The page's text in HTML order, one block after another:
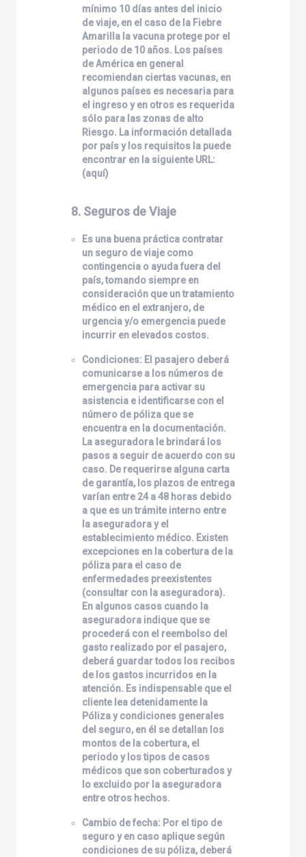
mínimo 10 días antes del inicio
de viaje, en el caso de la Fiebre
Amarilla la vacuna protege por el
periodo de 10 años. Los países
de América en general
recomiendan ciertas vacunas, en
algunos países es necesaria para
el ingreso y en otros es requerida
sólo para las zonas de alto
Riesgo. La información detallada
por país y los requisitos la puede
encontrar en la siguiente URL:
(aquí)
8. Seguros de Viaje
Es una buena práctica contratar
un seguro de viaje como
contingencia o ayuda fuera del
país, tomando siempre en
consideración que un tratamiento
médico en el extranjero, de
urgencia y/o emergencia puede
incurrir en elevados costos.
Condiciones: El pasajero deberá
comunicarse a los números de
emergencia para activar su
asistencia e identificarse con el
número de póliza que se
encuentra en la documentación.
La aseguradora le brindará los
pasos a seguir de acuerdo con su
caso. De requerirse alguna carta
de garantía, los plazos de entrega
varían entre 24 a 48 horas debido
a que es un trámite interno entre
la aseguradora y el
establecimiento médico. Existen
excepciones en la cobertura de la
póliza para el caso de
enfermedades preexistentes
(consultar con la aseguradora).
En algunos casos cuando la
aseguradora indique que se
procederá con el reembolso del
gasto realizado por el pasajero,
deberá guardar todos los recibos
de los gastos incurridos en la
atención. Es indispensable que el
cliente lea detenidamente la
Póliza y condiciones generales
del seguro, en él se detallan los
montos de la cobertura, el
periodo y los tipos de casos
médicos que son coberturados y
lo excluido por la aseguradora
entre otros hechos.
Cambio de fecha: Por el tipo de
seguro y en caso aplique según
condiciones de su póliza, deberá